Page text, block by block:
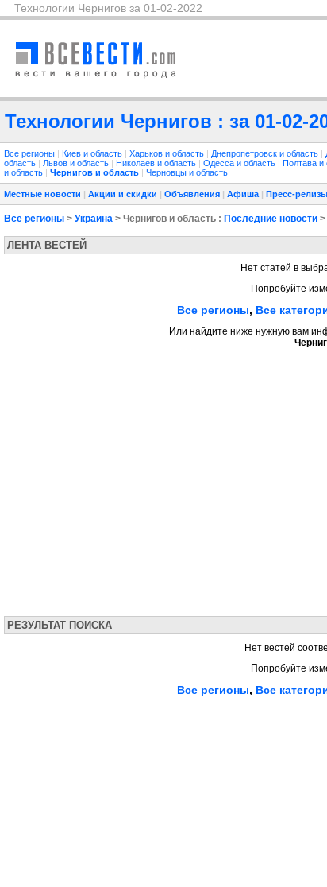
Технологии Чернигов за 01-02-2022
Технологии Чернигов : за 01-02-
Все регионы | Киев и область | Харьков и область | Днепропетровск и область |
область | Львов и область | Николаев и область | Одесса и область | Полтава и
и область | Чернигов и область | Черновцы и область
Местные новости | Акции и скидки | Объявления | Афиша | Пресс-релизы
Все регионы > Украина > Чернигов и область : Последние новости
ЛЕНТА ВЕСТЕЙ
Нет статей в
Попробуйте
Все регионы, Все
Или найдите ниже нужную вам
РЕЗУЛЬТАТ ПОИСКА
Нет вестей
Попробуйте
Все регионы, Все